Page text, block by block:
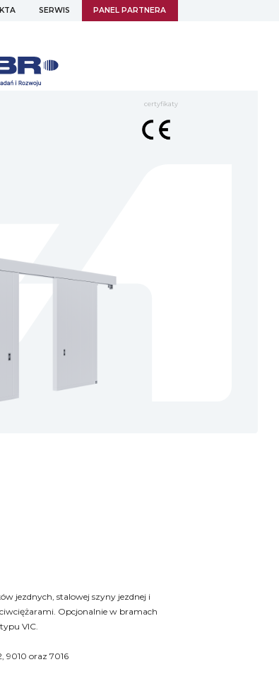
SERWIS PANEL PARTNERA
certyfikaty
jezdnych, stalowej szyny jezdnej i
Opcjonalnie w bramach
VIC.
9010 oraz 7016